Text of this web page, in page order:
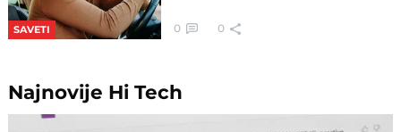
SAVETI 0 0
Najnovije Hi Tech